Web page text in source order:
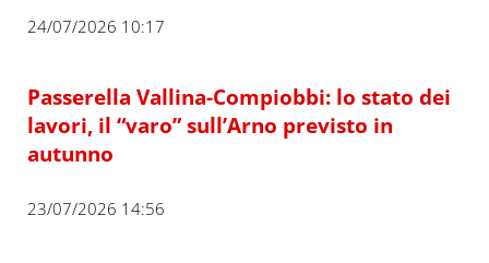
24/07/2026 10:17
Passerella Vallina-Compiobbi: lo stato dei
lavori, il “varo” sull’Arno previsto in
autunno
23/07/2026 14:56